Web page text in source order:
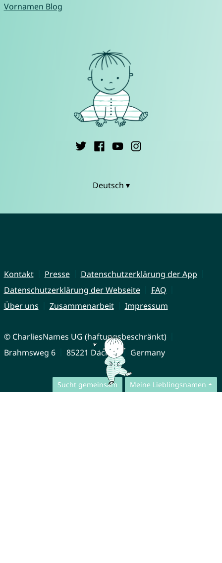
Sucht gemeinsam Meine Lieblingsnamen
Vornamen Blog
Deutsch ▾
Kontakt Presse
Datenschutzerklärung der App
Datenschutzerklärung der Webseite
FAQ
Über uns
Zusammenarbeit Impressum
© CharliesNames UG (haftungsbeschränkt)
Brahmsweg 6
85221 Dachau Germany